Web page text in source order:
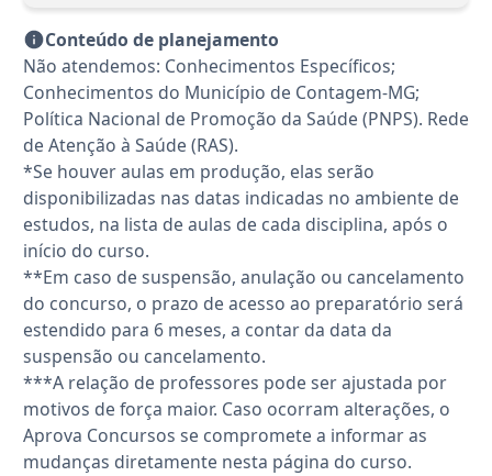
Conteúdo de planejamento
Não atendemos: Conhecimentos Específicos;
Conhecimentos do Município de Contagem-MG;
Política Nacional de Promoção da Saúde (PNPS). Rede
de Atenção à Saúde (RAS).
*Se houver aulas em produção, elas serão
disponibilizadas nas datas indicadas no ambiente de
estudos, na lista de aulas de cada disciplina, após o
início do curso.
**Em caso de suspensão, anulação ou cancelamento
do concurso, o prazo de acesso ao preparatório será
estendido para 6 meses, a contar da data da
suspensão ou cancelamento.
***A relação de professores pode ser ajustada por
motivos de força maior. Caso ocorram alterações, o
Aprova Concursos se compromete a informar as
mudanças diretamente nesta página do curso.